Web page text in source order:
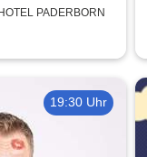
PADERBORN
19:30 Uhr